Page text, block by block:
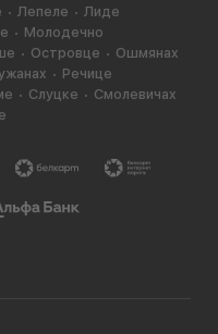
Лепеле
Лиде
Молодечно
Островце
Ошмянах
Речице
Слуцке
Смолевичах